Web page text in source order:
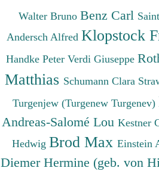
Walter Bruno Benz Carl
Andersch Alfred Klopstock
Handke Peter Verdi Giuseppe
Matthias Schumann Clara
Turgenjew (Turgenew Turgenev)
Andreas-Salomé Lou Kestner
Hedwig Brod Max Einstein
Diemer Hermine (geb. von